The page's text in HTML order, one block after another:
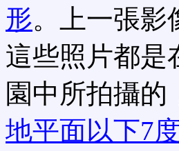
形。上一張影
這些照片都是
園中所拍攝的
地平面以下7